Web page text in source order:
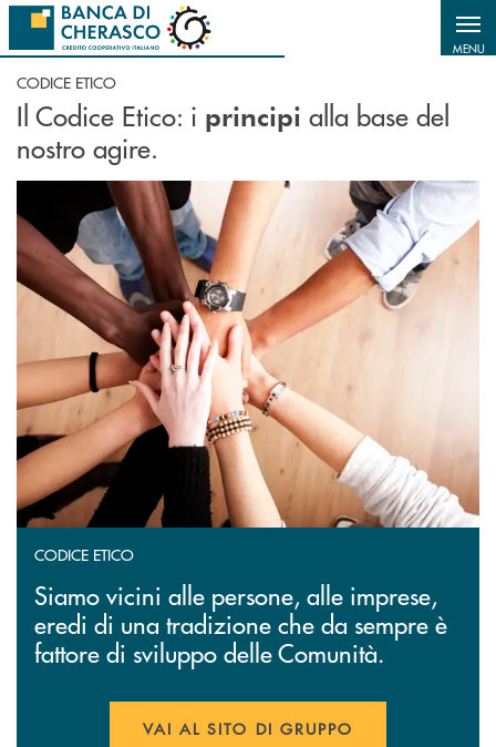
Salta al contenuto principale
MENU
CODICE ETICO
Il Codice Etico: i principi alla base del
nostro agire.
CODICE ETICO
Siamo vicini alle persone, alle imprese,
eredi di una tradizione che da sempre è
fattore di sviluppo delle Comunità.
VAI AL SITO DI GRUPPO